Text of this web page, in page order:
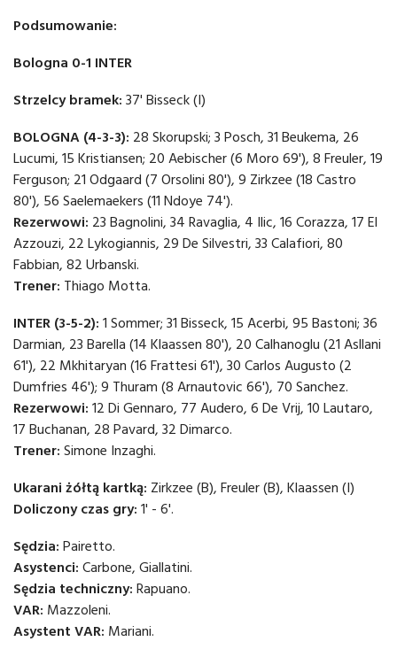
Podsumowanie:
Bologna 0-1 INTER
Strzelcy bramek: 37' Bisseck (I)
BOLOGNA (4-3-3): 28 Skorupski; 3 Posch, 31 Beukema, 26
Lucumi, 15 Kristiansen; 20 Aebischer (6 Moro 69'), 8 Freuler, 19
Ferguson; 21 Odgaard (7 Orsolini 80'), 9 Zirkzee (18 Castro
80'), 56 Saelemaekers (11 Ndoye 74').
Rezerwowi: 23 Bagnolini, 34 Ravaglia, 4 Ilic, 16 Corazza, 17 El
Azzouzi, 22 Lykogiannis, 29 De Silvestri, 33 Calafiori, 80
Fabbian, 82 Urbanski.
Trener: Thiago Motta.
INTER (3-5-2): 1 Sommer; 31 Bisseck, 15 Acerbi, 95 Bastoni; 36
Darmian, 23 Barella (14 Klaassen 80'), 20 Calhanoglu (21 Asllani
61'), 22 Mkhitaryan (16 Frattesi 61'), 30 Carlos Augusto (2
Dumfries 46'); 9 Thuram (8 Arnautovic 66'), 70 Sanchez.
Rezerwowi: 12 Di Gennaro, 77 Audero, 6 De Vrij, 10 Lautaro,
17 Buchanan, 28 Pavard, 32 Dimarco.
Trener: Simone Inzaghi.
Ukarani żółtą kartką: Zirkzee (B), Freuler (B), Klaassen (I)
Doliczony czas gry: 1' - 6'.
Sędzia: Pairetto.
Asystenci: Carbone, Giallatini.
Sędzia techniczny: Rapuano.
VAR: Mazzoleni.
Asystent VAR: Mariani.